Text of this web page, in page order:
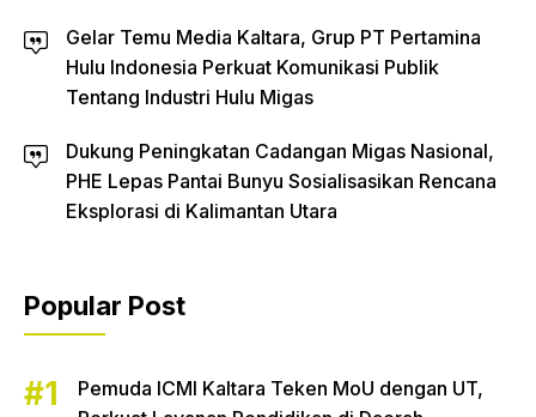
Gelar Temu Media Kaltara, Grup PT Pertamina
Hulu Indonesia Perkuat Komunikasi Publik
Tentang Industri Hulu Migas
Dukung Peningkatan Cadangan Migas Nasional,
PHE Lepas Pantai Bunyu Sosialisasikan Rencana
Eksplorasi di Kalimantan Utara
Popular Post
Pemuda ICMI Kaltara Teken MoU dengan UT,